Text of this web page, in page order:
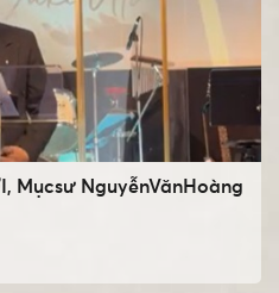
Mụcsư NguyễnVănHoàng